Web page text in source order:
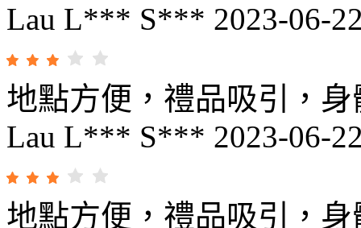
Lau L*** S*** 2023-06-
地點方便，禮品吸引，
Lau L*** S*** 2023-06-
地點方便，禮品吸引，